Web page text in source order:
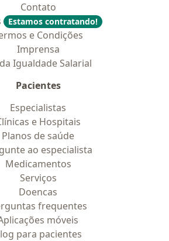
Contato
Estamos contratando!
e Condições
Imprensa
Igualdade Salarial
Pacientes
Especialistas
e Hospitais
Planos de saúde
ao especialista
Medicamentos
Serviços
Doencas
frequentes
móveis
para pacientes